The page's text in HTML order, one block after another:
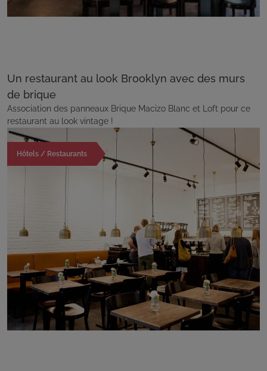
Un restaurant au look Brooklyn avec des murs
de brique
Association des panneaux Brique Macizo Blanc et Loft pour ce
restaurant au look vintage !
Hôtels / Restaurants